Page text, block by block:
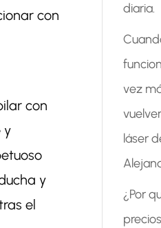
con
con
y
y
el
diaria.
vez
láser
¿Por